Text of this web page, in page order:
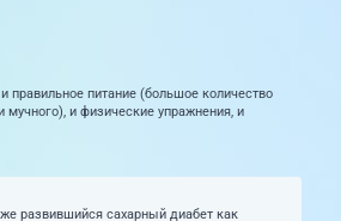
правильное питание (большое количество
мучного), и физические упражнения, и
развившийся сахарный диабет как